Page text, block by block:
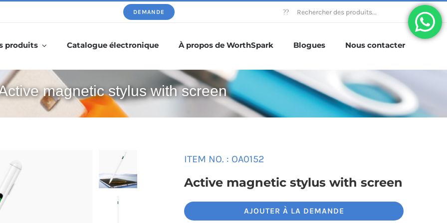
DEMANDE Rechercher:
produits Catalogue électronique À propos de WorthSpark Blogues Nous contacter
magnetic stylus with screen
ITEM NO. : OA0152
Active magnetic stylus with screen
AJOUTER À LA DEMANDE